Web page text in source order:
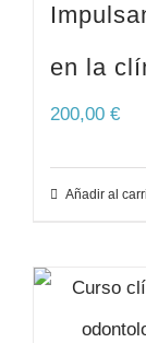
en la
200,00 €
Añadir al